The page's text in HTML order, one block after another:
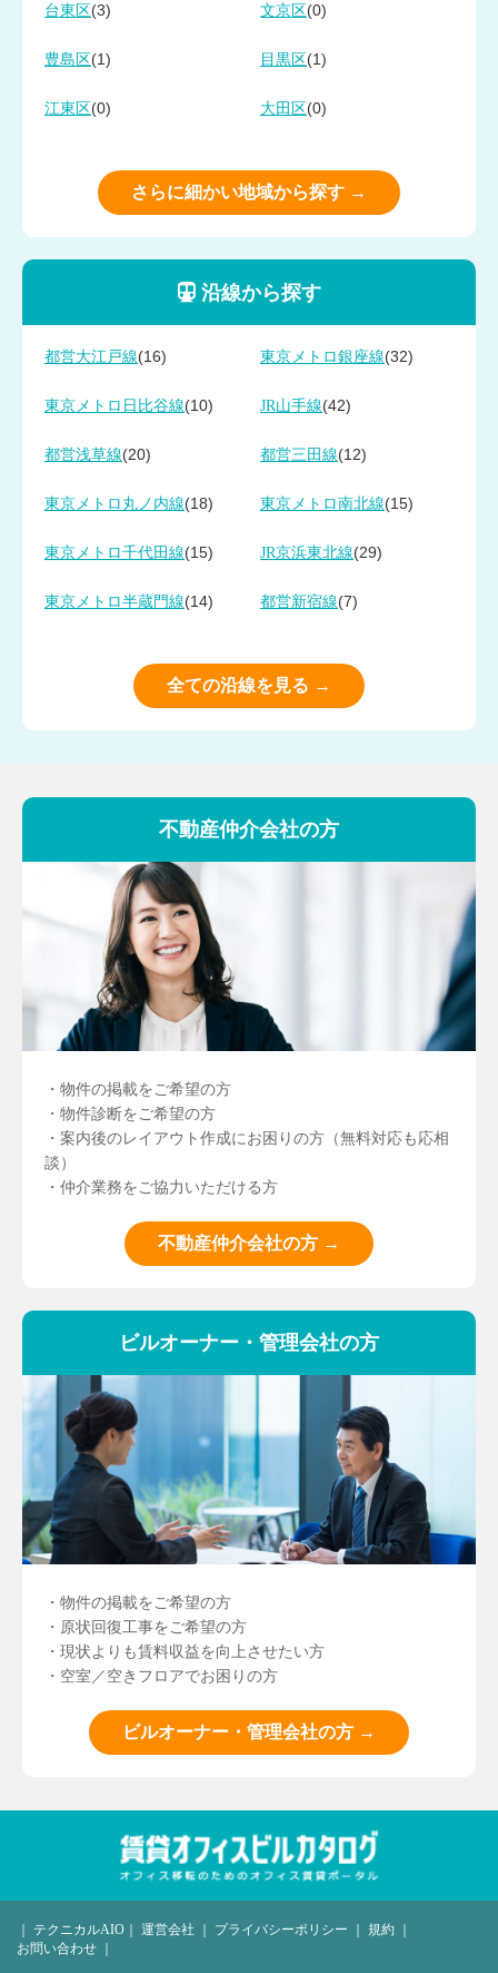
台東区 (3) 文京区 (0)
豊島区 (1) 目黒区 (1)
江東区 (0) 大田区 (0)
さらに細かい地域から探す →
沿線から探す
都営大江戸線(16) 東京メトロ銀座線(32)
東京メトロ日比谷線(10) JR山手線(42)
都営浅草線(20) 都営三田線(12)
東京メトロ丸ノ内線(18) 東京メトロ南北線(15)
東京メトロ千代田線(15) JR京浜東北線(29)
東京メトロ半蔵門線(14) 都営新宿線(7)
全ての沿線を見る →
不動産仲介会社の方
・物件の掲載をご希望の方
・物件診断をご希望の方
・案内後のレイアウト作成にお困りの方（無料対応も応相
談）
・仲介業務をご協力いただける方
不動産仲介会社の方 →
ビルオーナー・管理会社の方
・物件の掲載をご希望の方
・原状回復工事をご希望の方
・現状よりも賃料収益を向上させたい方
・空室／空きフロアでお困りの方
ビルオーナー・管理会社の方 →
｜ テクニカルAIO ｜ 運営会社 ｜ プライバシーポリシー ｜ 規約 ｜
お問い合わせ ｜